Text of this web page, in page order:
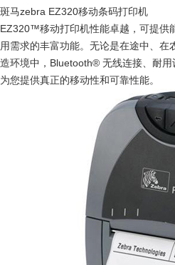
斑马zebra EZ320移动条码打印机
EZ320™移动打印机性能卓越，可提供
用需求的丰富功能。无论是在途中、在
造环境中，Bluetooth® 无线连接、耐
为您提供真正的移动性和可靠性能。